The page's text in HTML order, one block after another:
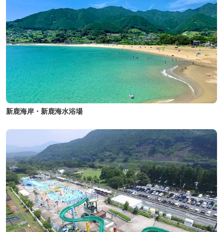
新鹿海岸・新鹿海水浴場